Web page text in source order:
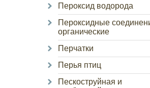
Пероксид водорода
Пероксидные
органические
Перчатки
Перья птиц
Пескоструйная и